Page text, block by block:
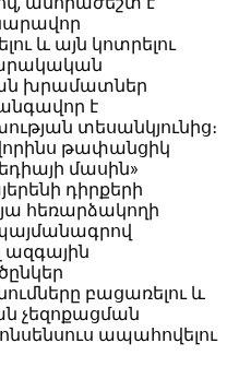
և այն կոտրելու
խրամատներ
է
տեսանկյունից։
թափանցիկ
մասին»
դիրքերի
հեռարձակողի
ազգային
բացառելու և
չեզոքացման
ապահովելու